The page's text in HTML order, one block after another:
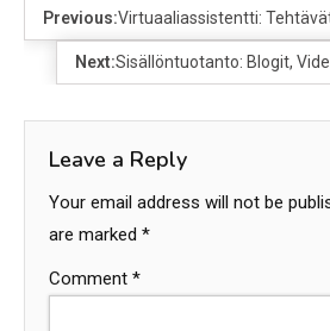
Previous:Virtuaaliassistentti:
Next:Sisällöntuotanto: Blogit,
Leave a Reply
Your email address will not be
are marked *
Comment *